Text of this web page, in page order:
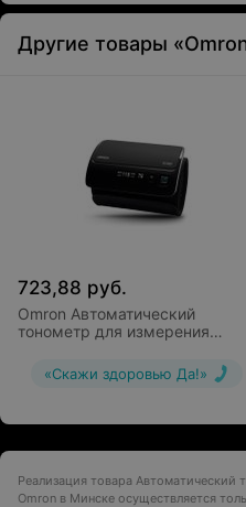
Другие товары
723,88 руб.
Omron Автоматический
тонометр для измерения
EVOLV (HEM-7600T-E)
«Скажи здоровью Да!»
Реализация товара Автоматический
Omron в Минске осуществляется